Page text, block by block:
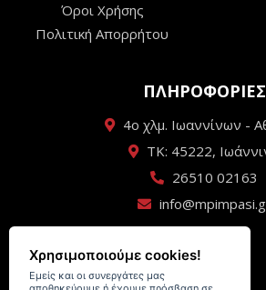
Όροι Χρήσης
Πολιτική Απορρήτου
ΠΛΗΡΟΦΟΡΙΕΣ
4ο χλμ. Ιωαννίνων -
ΤΚ: 45222,
26510 02163
Χρησιμοποιούμε cookies!
Εμείς και οι συνεργάτες μας